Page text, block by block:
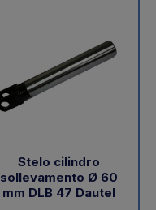
Stelo cilindro
sollevamento Ø 60
mm DLB 47 Dautel